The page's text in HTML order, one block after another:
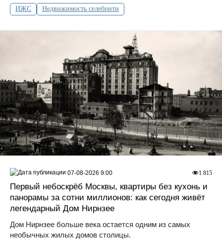
ИЖС Недвижимость селебрити
Первый небоскрёб Москвы, квартиры без кухонь и
панорамы за сотни миллионов: как сегодня живёт
легендарный Дом Нирнзее
Дом Нирнзее больше века остается одним из самых
необычных жилых домов столицы.
1 815
07-08-2026 9:00